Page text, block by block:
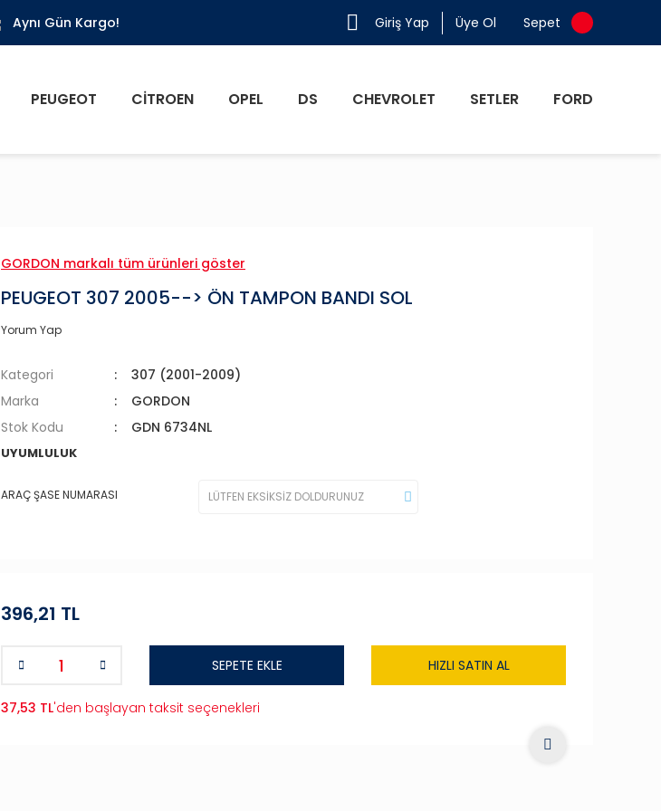
Aynı Gün Kargo! Giriş Yap Üye Ol Sepet
PEUGEOT CITROEN OPEL DS CHEVROLET SETLER FORD
GORDON markalı tüm ürünleri göster
PEUGEOT 307 2005--> ÖN TAMPON BANDI SOL
Yorum Yap
Kategori
307 (2001-2009)
Marka
GORDON
Stok Kodu
GDN 6734NL
UYUMLULUK
ARAÇ ŞASE NUMARASI
396,21 TL
SEPETE EKLE HIZLI SATIN AL
37,53 TL'den başlayan taksit seçenekleri